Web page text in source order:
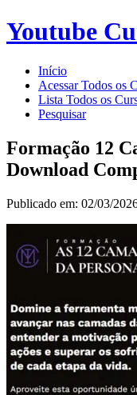
Youtube
Início
Acessar Todos os
Lista Todos os
Pesquisar
Formação 12
Download
Publicado em: 02/03/